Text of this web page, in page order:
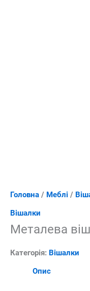
Головна / Меблі /
Вішалки
Металева
Категорія: Вішалки
Опис